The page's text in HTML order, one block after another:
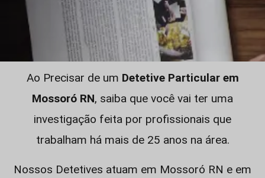
Ao Precisar de um Detetive Particular em
Mossoró RN, saiba que você vai ter uma
investigação feita por profissionais que
trabalham há mais de 25 anos na área.
Nossos Detetives atuam em Mossoró RN e em